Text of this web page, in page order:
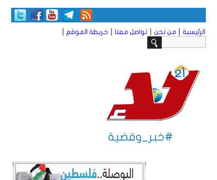
الرئيسية من نحن تواصل معنا خريطة الموقع
#خبر_وقضية